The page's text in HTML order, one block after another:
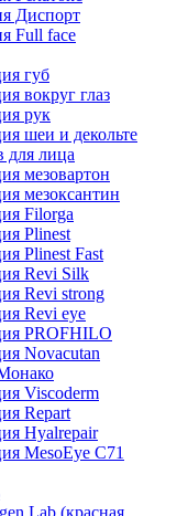
Диспорт
Full face
губ
вокруг глаз
рук
шеи и декольте
для лица
мезовартон
мезоксантин
Filorga
Plinest
Plinest Fast
Revi Silk
Revi strong
Revi eye
PROFHILO
Novacutan
Viscoderm
Repart
Hyalrepair
MesoEye C71
Lab (красная